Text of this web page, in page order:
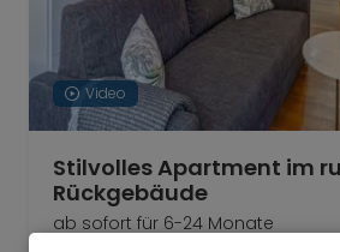
Video
Stilvolles Apartment im
Rückgebäude
ab sofort für 6-24 Monate